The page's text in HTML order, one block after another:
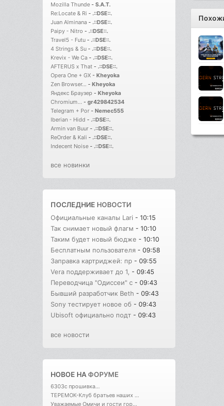
Mozilla Thunde - S.A.T.
Re:Locate & Ri - .::DSE::.
Juan Alminana - .::DSE::.
Paipy - Nitro - .::DSE::.
Travel5 - Futu - .::DSE::.
4 Strings & Su - .::DSE::.
Krevix - We Ca - .::DSE::.
AFTERUS x That - .::DSE::.
Opera One + GX - Kheyoka
Zen Browser... - Kheyoka
Яндекс Браузер - Kheyoka
Chromium... - gr429842534
Telegram + Por - Nemec555
Iberian - Hidd - .::DSE::.
Armin van Buur - .::DSE::.
ReOrder & Kali - .::DSE::.
Indecent Noise - .::DSE::.
все новинки
ПОСЛЕДНИЕ НОВОСТИ
Официальные каналы Lari - 10:15
Так снимает новый флагм - 10:10
Таким будет новый бюдже - 10:10
Бесплатным пользователя - 09:58
Заправка картриджей: пр - 09:55
Vera поддерживает до 1, - 09:45
Переводчица "Одиссеи" с - 09:43
Бывший разработчик Beth - 09:43
Sony тестирует новое об - 09:43
Ubisoft официально подт - 09:43
все новости
НОВОЕ НАФОРУМЕ
6303с прошивка...
ТЕРЕМОК-Клуб братьев наших ...
Уважаемые Омичи и гости гор...